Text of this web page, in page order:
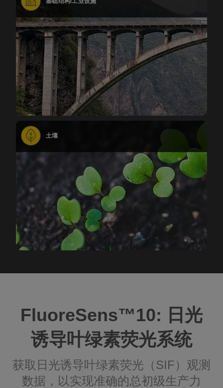
土壤
FluoreSens™️10: 日光
诱导叶绿素荧光系统
获取日光诱导叶绿素荧光（SIF）观测
数据，以实现准确的总初级生产力